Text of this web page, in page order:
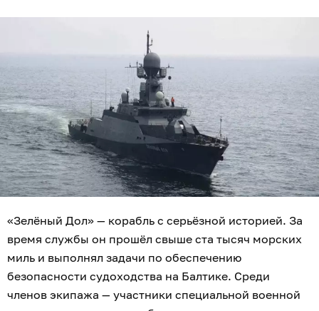
«Зелёный Дол» — корабль с серьёзной историей. За
время службы он прошёл свыше ста тысяч морских
миль и выполнял задачи по обеспечению
безопасности судоходства на Балтике. Среди
членов экипажа — участники специальной военной